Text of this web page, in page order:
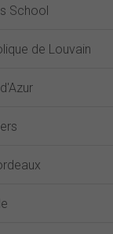
School
de Louvain